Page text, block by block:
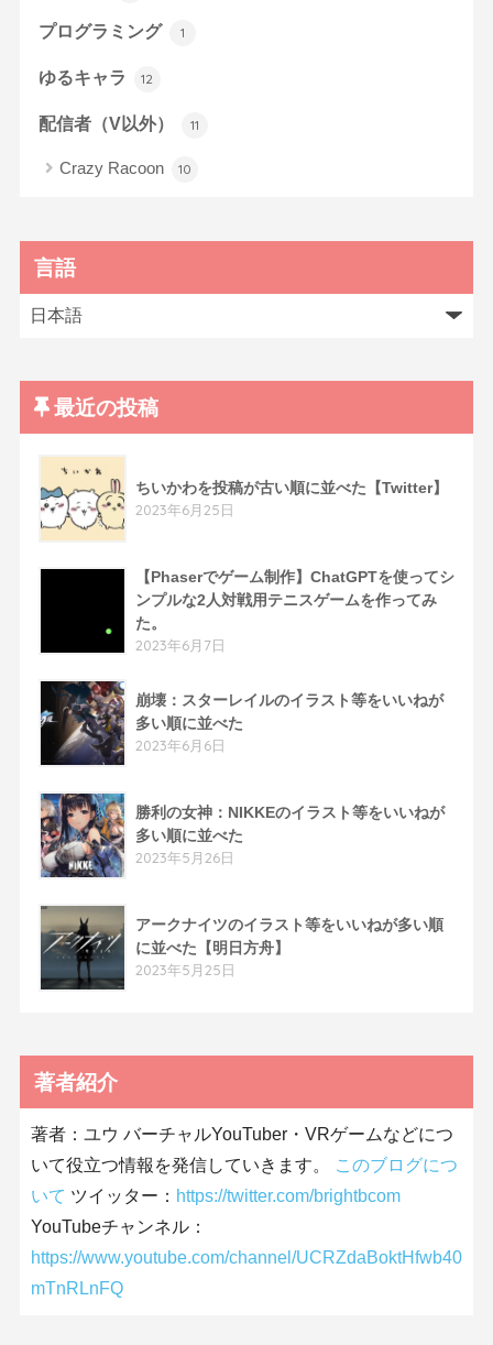
プログラミング 1
ゆるキャラ 12
配信者（V以外） 11
Crazy Racoon 10
言語
最近の投稿
ちいかわを投稿が古い順に並べた【Twitter】
2023年6月25日
【Phaserでゲーム制作】ChatGPTを使ってシ
ンプルな2人対戦用テニスゲームを作ってみ
た。
2023年6月7日
崩壊：スターレイルのイラスト等をいいねが
多い順に並べた
2023年6月6日
勝利の女神：NIKKEのイラスト等をいいねが
多い順に並べた
2023年5月26日
アークナイツのイラスト等をいいねが多い順
に並べた【明日方舟】
2023年5月25日
著者紹介
著者：ユウ バーチャルYouTuber・VRゲームなどにつ
いて役立つ情報を発信していきます。
このブログにつ
いて ツイッター： https://twitter.com/brightbcom
YouTubeチャンネル：
https://www.youtube.com/channel/UCRZdaBoktHfwb40
mTnRLnFQ